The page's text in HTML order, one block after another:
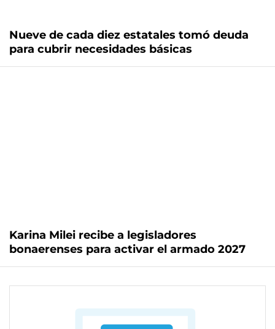
Nueve de cada diez estatales tomó deuda
para cubrir necesidades básicas
Karina Milei recibe a legisladores
bonaerenses para activar el armado 2027